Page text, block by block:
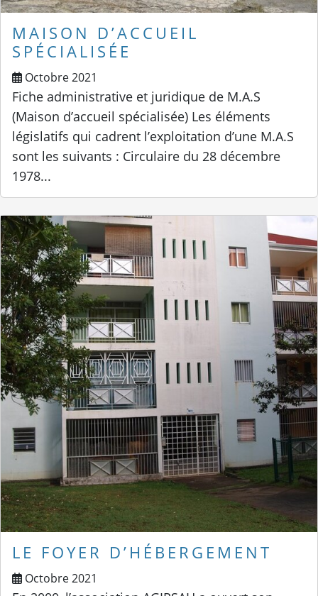
MAISON D’ACCUEIL
SPÉCIALISÉE
Octobre 2021
Fiche administrative et juridique de M.A.S
(Maison d’accueil spécialisée) Les éléments
législatifs qui cadrent l’exploitation d’une M.A.S
sont les suivants : Circulaire du 28 décembre
1978...
LE FOYER D’HÉBERGEMENT
Octobre 2021